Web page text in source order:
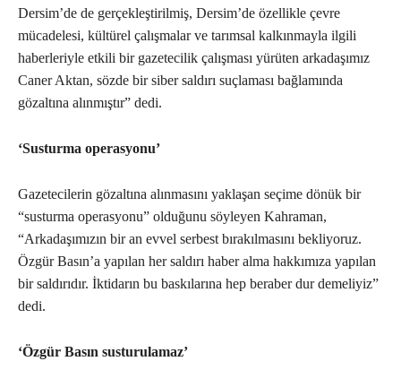
Dersim’de de gerçekleştirilmiş, Dersim’de özellikle çevre
mücadelesi, kültürel çalışmalar ve tarımsal kalkınmayla ilgili
haberleriyle etkili bir gazetecilik çalışması yürüten arkadaşımız
Caner Aktan, sözde bir siber saldırı suçlaması bağlamında
gözaltına alınmıştır” dedi.
‘Susturma operasyonu’
Gazetecilerin gözaltına alınmasını yaklaşan seçime dönük bir
“susturma operasyonu” olduğunu söyleyen Kahraman,
“Arkadaşımızın bir an evvel serbest bırakılmasını bekliyoruz.
Özgür Basın’a yapılan her saldırı haber alma hakkımıza yapılan
bir saldırıdır. İktidarın bu baskılarına hep beraber dur demeliyiz”
dedi.
‘Özgür Basın susturulamaz’